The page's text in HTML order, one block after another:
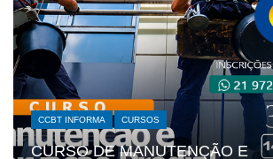
CCBT INFORMA CURSOS
CURSO DE MANUTENÇÃO E